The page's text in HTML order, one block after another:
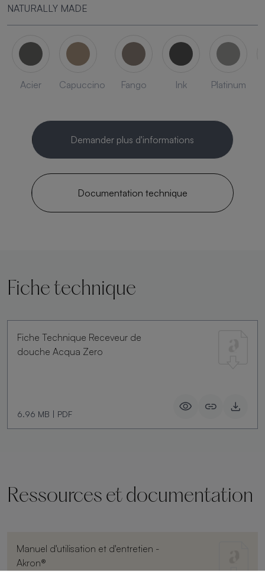
NATURALLY MADE
Acier Capuccino Fango Ink Platinum
Demander plus d'informations
Documentation technique
Fiche technique
Fiche Technique Receveur de
douche Acqua Zero
6.96 MB | PDF
Ressources et documentation
Manuel d'utilisation et d'entretien -
Akron®